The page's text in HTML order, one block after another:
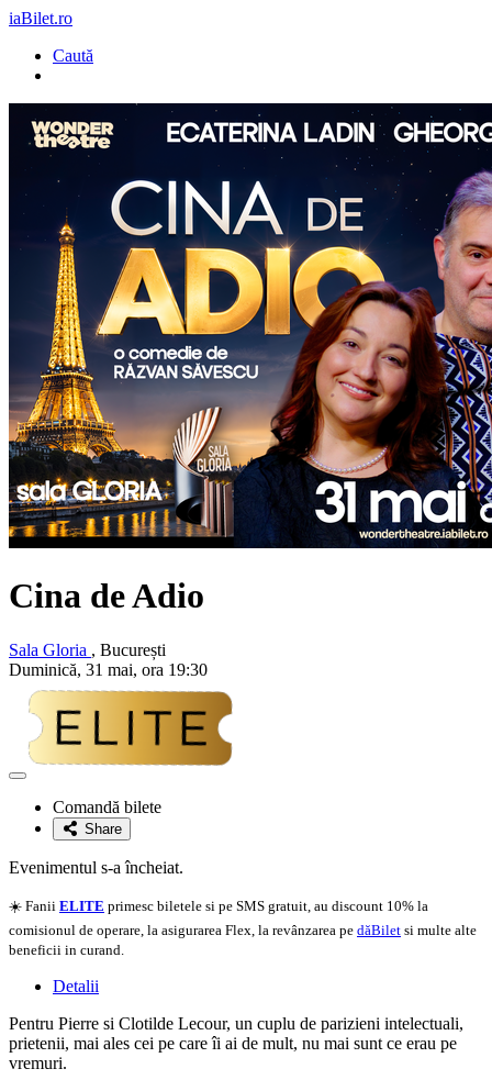
iaBilet.ro
Caută
Cina de Adio
Sala Gloria , București
Duminică, 31 mai, ora 19:30
Adaugă
favoriteComandă bilete
Share
Evenimentul s-a încheiat.
☀️ Fanii ELITE primesc biletele si pe SMS gratuit, au discount 10% la
comisionul de operare, la asigurarea Flex, la revânzarea pe dăBilet si multe alte
beneficii in curand.
Detalii
Pentru Pierre si Clotilde Lecour, un cuplu de parizieni intelectuali,
prietenii, mai ales cei pe care îi ai de mult, nu mai sunt ce erau pe
vremuri.